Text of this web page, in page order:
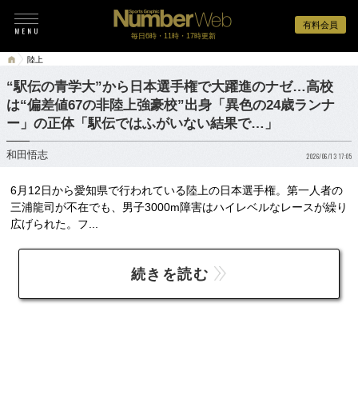
有料会員
毎日6時・11時・17時更新
陸上
“駅伝の青学大”から日本選手権で大躍進のナゼ…高校
は“偏差値67の非陸上強豪校”出身「異色の24歳ランナ
ー」の正体「駅伝ではふがいない結果で…」
和田悟志 2026/06/13 17:05
6月12日から愛知県で行われている陸上の日本選手権。第一人者の
三浦龍司が不在でも、男子3000m障害はハイレベルなレースが繰り
広げられた。フ...
続きを読む